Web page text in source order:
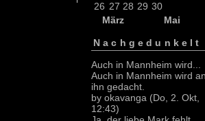
26 27 28 29 30
März
Mai
Nachgedunkelt
Auch in Mannheim wird...
Auch in Mannheim wird
ihn gedacht.
by okavanga (Do, 2. Okt,
12:43)